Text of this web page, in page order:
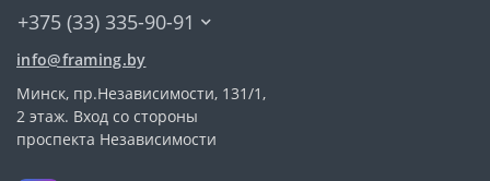
+375 (33) 335-90-91
info@framing.by
Минск, пр.Независимости, 131/1,
2 этаж. Вход со стороны
проспекта Независимости